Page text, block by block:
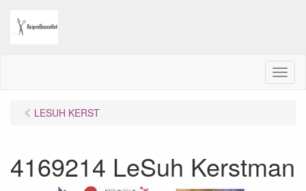
M
e
LESUH KERST
4169214 LeSuh Kerstman